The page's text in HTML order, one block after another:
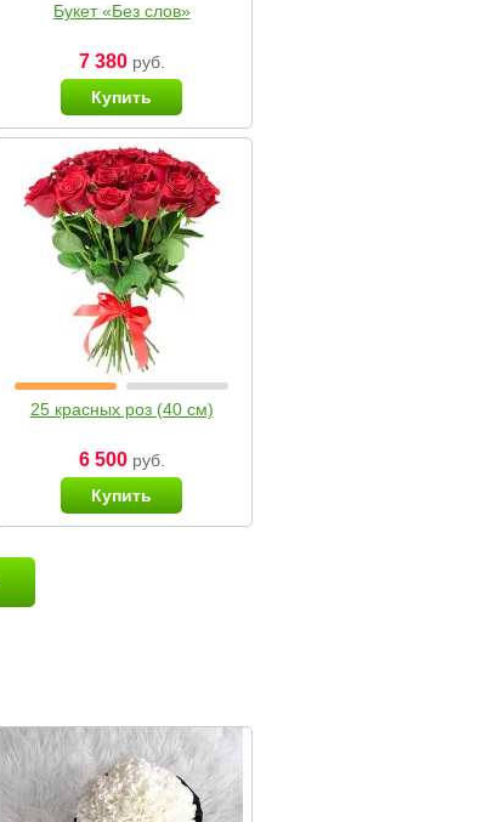
Букет «Без слов»
7 380руб.
Купить
25 красных роз (40 см)
6 500руб.
Купить